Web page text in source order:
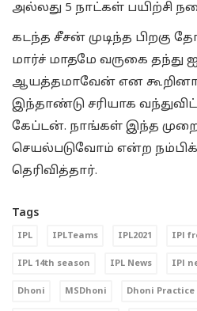
அல்லது 5 நாட்கள் பயிற்சி
கடந்த சீசன் முடிந்த பிறகு
மார்ச் மாதமே வருகை தந்து
ஆயத்தமாவேன் என
இந்தாண்டு சரியாக
கேப்டன். நாங்கள் இந்த முறை
செயல்படுவோம் என்ற
தெரிவித்தார்.
Tags
IPL IPLTeams IPL2021 IPl
IPL 14th season IPL News IPl
Dhoni MSDhoni Dhoni Practice